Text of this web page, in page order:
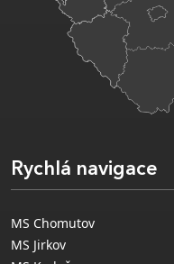
Rychlá navigace
MS Chomutov
MS Jirkov